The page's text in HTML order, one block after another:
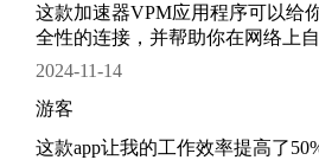
这款加速器VPM应用程序可以给
全性的连接，并帮助你在网络上自
2024-11-14
游客
这款app让我的工作效率提高了